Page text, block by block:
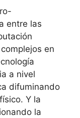
entre las
en
a nivel
difuminando
Y la
la